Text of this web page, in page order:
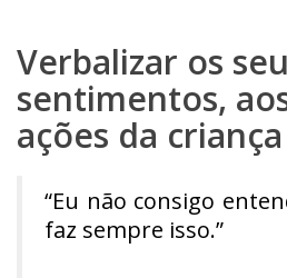
Verbalizar os
sentimentos,
ações da criança
“Eu não consigo
faz sempre isso.”